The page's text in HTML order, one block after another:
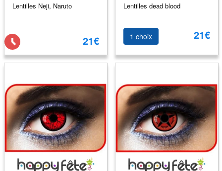
Lentilles Neji, Naruto
21€
Lentilles dead blood
1 choix 21€